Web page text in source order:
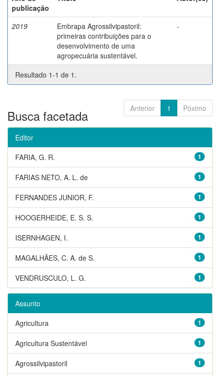
publicação
2019
Embrapa Agrossilvipastoril:
primeiras contribuições para o
desenvolvimento de uma
agropecuária sustentável.
-
Resultado 1-1 de 1.
Anterior 1 Póximo
Busca facetada
Editor
1
FARIA, G. R.
1
FARIAS NETO, A. L. de
1
FERNANDES JUNIOR, F.
1
HOOGERHEIDE, E. S. S.
1
ISERNHAGEN, I.
1
MAGALHÃES, C. A. de S.
1
VENDRUSCULO, L. G.
Assunto
1
Agricultura
1
Agricultura Sustentável
1
Agrossilvipastoril